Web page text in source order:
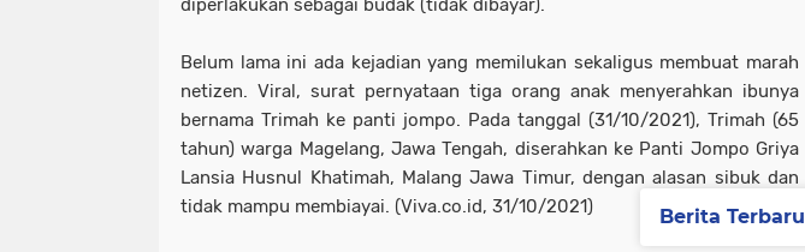
diperlakukan sebagai budak (tidak dibayar).
Belum lama ini ada kejadian yang memilukan sekaligus membuat marah
netizen. Viral, surat pernyataan tiga orang anak menyerahkan ibunya
bernama Trimah ke panti jompo. Pada tanggal (31/10/2021), Trimah (65
tahun) warga Magelang, Jawa Tengah, diserahkan ke Panti Jompo Griya
Lansia Husnul Khatimah, Malang Jawa Timur, dengan alasan sibuk dan
tidak mampu membiayai. (Viva.co.id, 31/10/2021)
Berita Terbaru